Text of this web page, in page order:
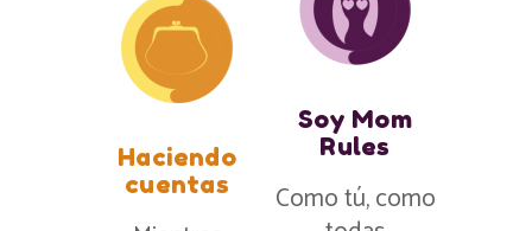
Haciendo
cuentas
Soy Mom
Rules
Como tú, como